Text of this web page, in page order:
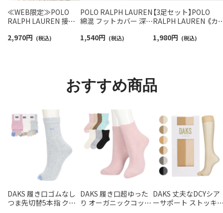
≪WEB限定≫POLO
RALPH LAUREN 接触
ームカバー ＆ レッグウ
2,970円 (税込)
POLO RALPH LAUREN
綿混 フットカバー 深履
カバーソックス レディ
1,540円 (税込)
【3足セット】POLO
RALPH LAUREN 《カ
アーチサポート ワンポ
1,980円 (税込)
おすすめ商品
DAKS 履き口ゴムなし
つま先切替5本指 クル
DAKS 履き口超ゆった
り オーガニックコット
DAKS 丈夫なDCYシア
ーサポート ストッキ